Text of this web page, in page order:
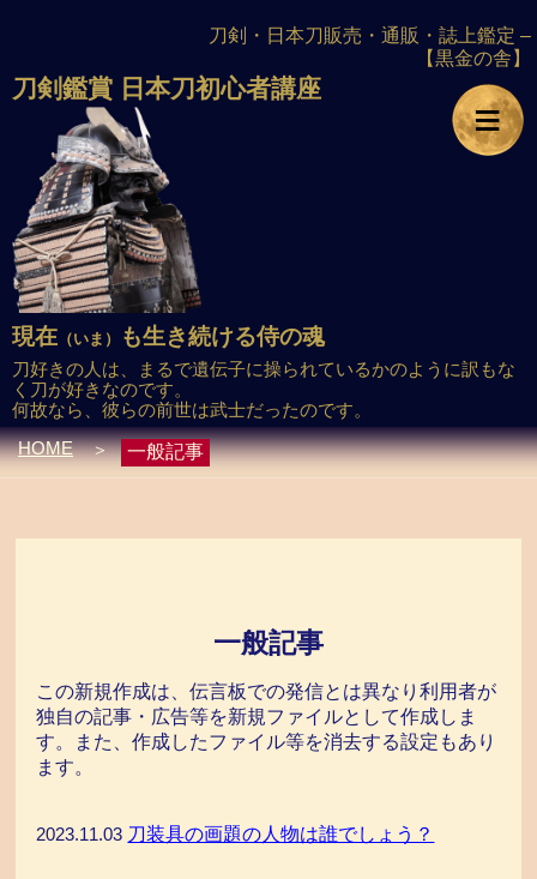
刀剣・日本刀販売・通販・誌上鑑定 –
【黒金の舎】
刀剣鑑賞 日本刀初心者講座
現在 （いま） も生き続ける侍の魂
刀好きの人は、まるで遺伝子に操られているかのように訳もな
く刀が好きなのです。
何故なら、彼らの前世は武士だったのです。
HOME
＞ 一般記事
≡
一般記事
この新規作成は、伝言板での発信とは異なり利用者が
独自の記事・広告等を新規ファイルとして作成しま
す。また、作成したファイル等を消去する設定もあり
ます。
2023.11.03 刀装具の画題の人物は誰でしょう？